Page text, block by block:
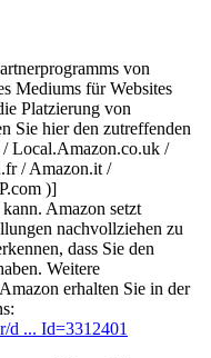
von
Mediums für Websites
Platzierung von
Sie hier den zutreffenden
Local.Amazon.co.uk /
/ Amazon.it /
)]
Amazon setzt
nachvollziehen zu
dass Sie den
Weitere
erhalten Sie in der
d ... Id=3312401